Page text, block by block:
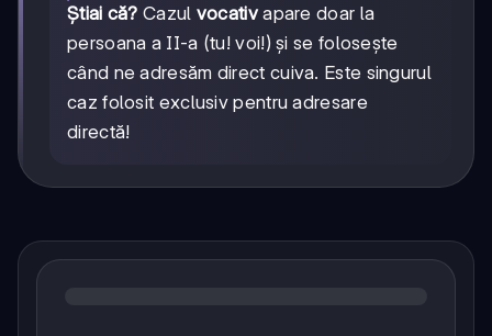
Știai că? Cazul vocativapare doar la
persoana a II-a (tu! voi!) și se folosește
când ne adresăm direct cuiva. Este singurul
caz folosit exclusiv pentru adresare
directă!